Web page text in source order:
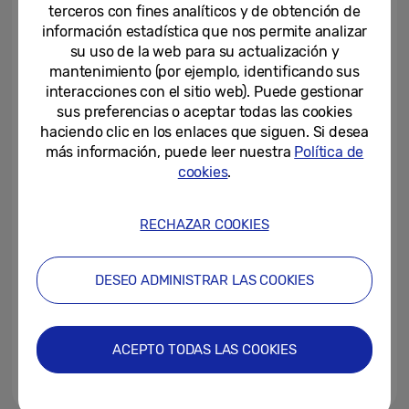
exclusivos “Cuéntame” y...
Descubre qué alternativas
ofrece Samsung para no
quedarte sin canales SD de...
13-02-2024
Reduction” de TÜV Rheinland...
05-02-2024
Samsung presenta en ISE 2024
través de SmartThings para...
terceros con fines analíticos y de obtención de
información estadística que nos permite analizar
su uso de la web para su actualización y
mantenimiento (por ejemplo, identificando sus
interacciones con el sitio web). Puede gestionar
sus preferencias o aceptar todas las cookies
haciendo clic en los enlaces que siguen. Si desea
más información, puede leer nuestra Política de
cookies.
RECHAZAR COOKIES
DESEO ADMINISTRAR LAS COOKIES
ACEPTO TODAS LAS COOKIES